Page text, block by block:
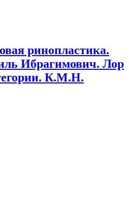
ринопластика.
Ибрагимович. Лор
К.М.Н.